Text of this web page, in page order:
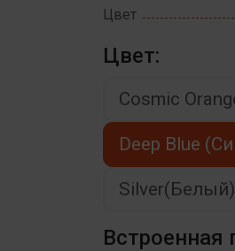
Цвет
Цвет:
Cosmic
Deep Blue
Встроенная